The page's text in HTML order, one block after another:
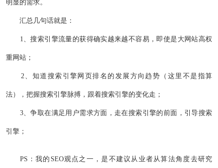
明显的需求。
汇总几句话就是：
1、搜索引擎流量的获得确实越来越不容易，即使是大网站高权
重网站；
2、知道搜索引擎网页排名的发展方向趋势（这里不是指算
法），把握搜索引擎脉搏，跟着搜索引擎的变化走；
3、争取在满足用户需求方面，走在搜索引擎的前面，引导搜索
引擎；
PS：我的SEO观点之一，是不建议从业者从算法角度去研究